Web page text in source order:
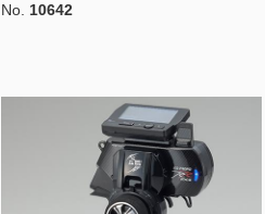
No. 10642